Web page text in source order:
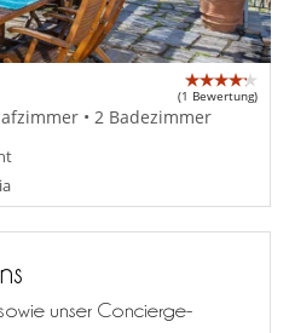
(1 Bewertung)
• 2 Badezimmer
unser Concierge-